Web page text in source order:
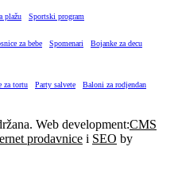
plažu Sportski program
za bebe Spomenari
Bojanke za decu
za tortu Party salvete
Baloni za rodjendan
Web development:CMS
prodavnice i SEO by